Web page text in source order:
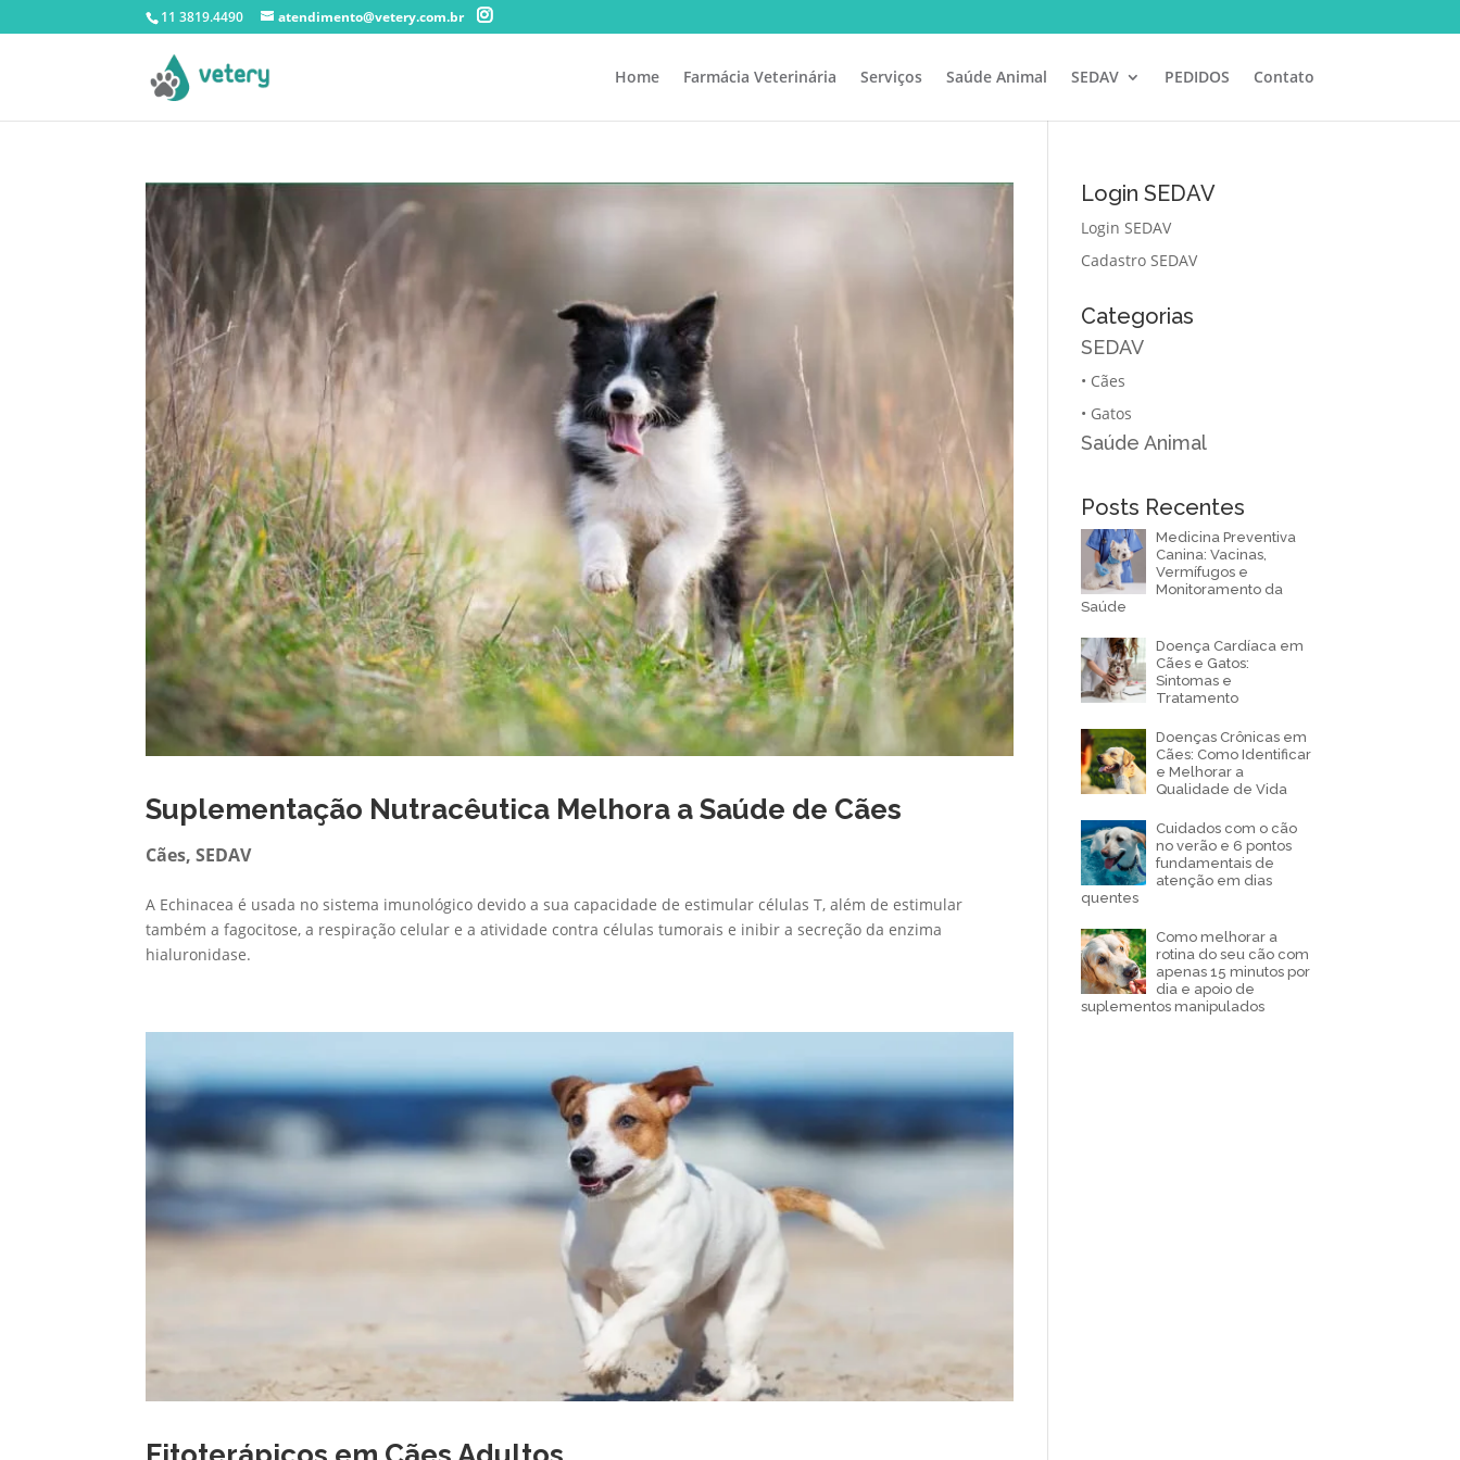
11 3819.4490 atendimento@vetery.com.br
Home Farmácia Veterinária Serviços Saúde Animal SEDAV PEDIDOS Contato
Suplementação Nutracêutica Melhora a Saúde de Cães
Cães,SEDAV
A Echinacea é usada no sistema imunológico devido a sua capacidade de estimular células T, além de estimular
também a fagocitose, a respiração celular e a atividade contra células tumorais e inibir a secreção da enzima
hialuronidase.
Login SEDAV
Login SEDAV
Cadastro SEDAV
Categorias
SEDAV
• Cães
• Gatos
Saúde Animal
Posts Recentes
Medicina Preventiva
Canina: Vacinas,
Vermífugos e
Monitoramento da
Saúde
Doença Cardíaca em
Cães e Gatos:
Sintomas e
Tratamento
Doenças Crônicas em
Cães: Como Identificar
e Melhorar a
Qualidade de Vida
Cuidados com o cão
no verão e 6 pontos
fundamentais de
atenção em dias
quentes
Como melhorar a
rotina do seu cão com
apenas 15 minutos por
dia e apoio de
suplementos manipulados